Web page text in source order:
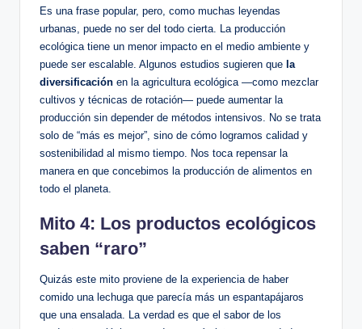
Es una frase popular, pero, como muchas leyendas
urbanas, puede no ser del todo cierta. La producción
ecológica tiene un menor impacto en el medio ambiente y
puede ser escalable. Algunos estudios sugieren que la
diversificación en la agricultura ecológica —como mezclar
cultivos y técnicas de rotación— puede aumentar la
producción sin depender de métodos intensivos. No se trata
solo de “más es mejor”, sino de cómo logramos calidad y
sostenibilidad al mismo tiempo. Nos toca repensar la
manera en que concebimos la producción de alimentos en
todo el planeta.
Mito 4: Los productos ecológicos
saben “raro”
Quizás este mito proviene de la experiencia de haber
comido una lechuga que parecía más un espantapájaros
que una ensalada. La verdad es que el sabor de los